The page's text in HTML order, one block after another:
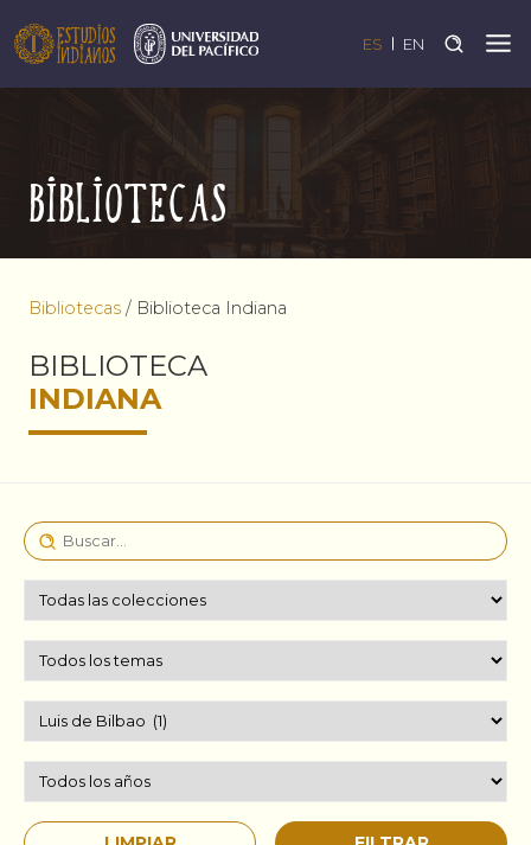
ES EN
Bibliotecas
Bibliotecas / Biblioteca Indiana
BIBLIOTECA
INDIANA